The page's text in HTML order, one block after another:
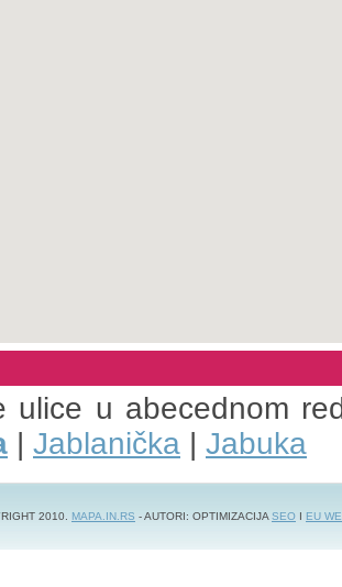
ulice u abecednom
| Jablanička | Jabuka
2010. MAPA.IN.RS - AUTORI: OPTIMIZACIJASEO I EU